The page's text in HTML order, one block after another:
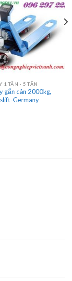
1 TẤN - 5 TẤN
gắn cân 2000kg,
Germany